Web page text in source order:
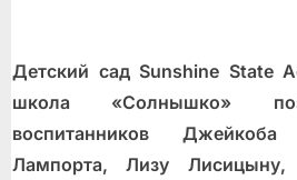
Детский сад Sunshine State
школа «Солнышко»
воспитанников
Лампорта, Лизу